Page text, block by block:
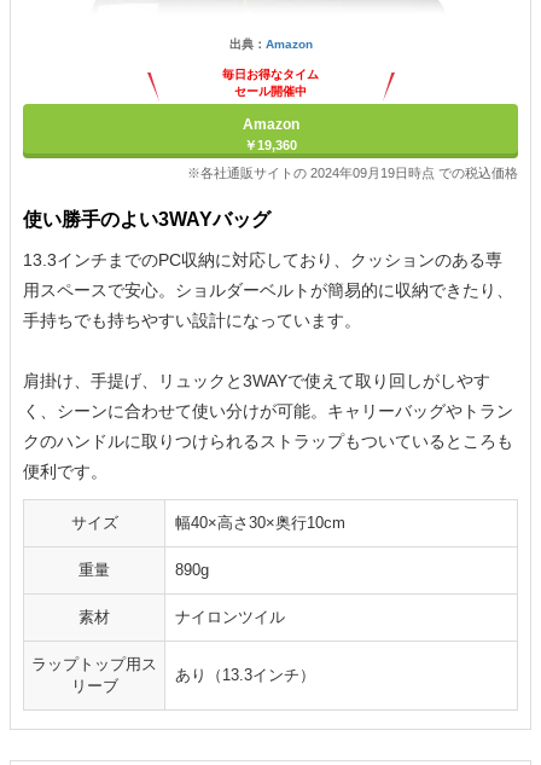
出典： Amazon
毎日お得なタイム
セール開催中
Amazon
￥19,360
※各社通販サイトの 2024年09月19日時点 での税込価格
使い勝手のよい3WAYバッグ
13.3インチまでのPC収納に対応しており、クッションのある専
用スペースで安心。ショルダーベルトが簡易的に収納できたり、
手持ちでも持ちやすい設計になっています。
肩掛け、手提げ、リュックと3WAYで使えて取り回しがしやす
く、シーンに合わせて使い分けが可能。キャリーバッグやトラン
クのハンドルに取りつけられるストラップもついているところも
便利です。
サイズ 幅40×高さ30×奥行10cm
重量 890g
素材 ナイロンツイル
ラップトップ用ス
リーブ
あり（13.3インチ）